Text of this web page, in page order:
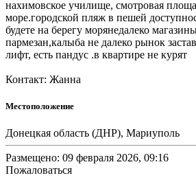
нахимовское училище, смотровая
море.городской пляж в пешей
будете на берегу морянедалеко
пармезан,калыба не далеко рынок
лифт, есть пандус .в квартире не курят
Контакт: Жанна
Местоположение
Донецкая область (ДНР), Мариуполь
Размещено: 09 февраля 2026, 09:16
Пожаловаться